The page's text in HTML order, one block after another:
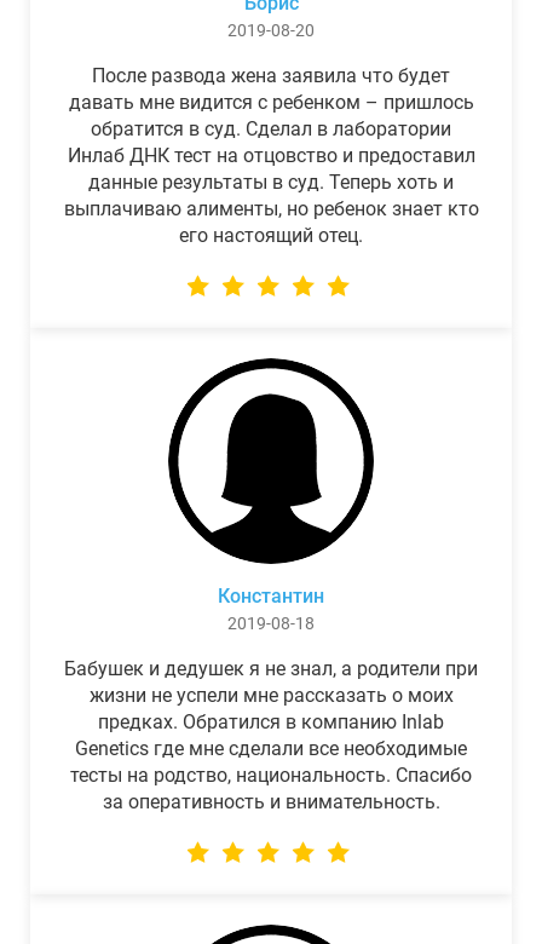
2019-08-20
После развода жена заявила что будет
давать мне видится с ребенком – пришлось
обратится в суд. Сделал в лаборатории
Инлаб ДНК тест на отцовство и предоставил
данные результаты в суд. Теперь хоть и
выплачиваю алименты, но ребенок знает кто
его настоящий отец.
Константин
2019-08-18
Бабушек и дедушек я не знал, а родители при
жизни не успели мне рассказать о моих
предках. Обратился в компанию Inlab
Genetics где мне сделали все необходимые
тесты на родство, национальность. Спасибо
за оперативность и внимательность.